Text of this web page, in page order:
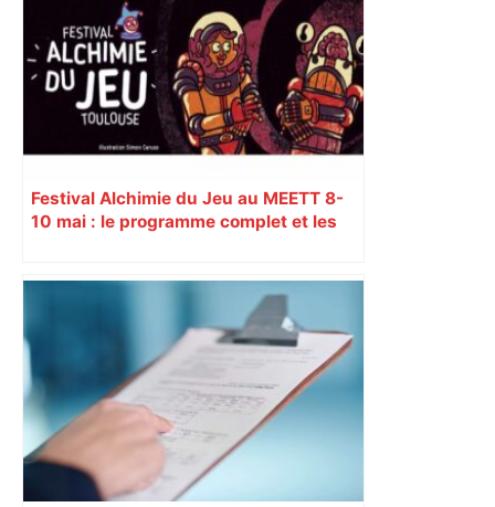
vendredi 13 mars 2026 – Météocity
Festival Alchimie du Jeu au MEETT 8-
10 mai : le programme complet et les